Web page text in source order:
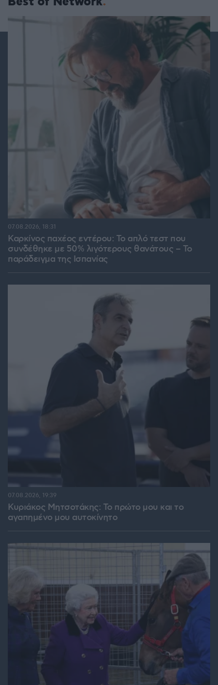
Καρκίνος παχέος εντέρου: Το απλό τεστ που
συνδέθηκε με 50% λιγότερους θανάτους – Το
παράδειγμα της Ισπανίας
07.08.2026, 18:31
Κυριάκος Μητσοτάκης: Το πρώτο μου και το
αγαπημένο μου αυτοκίνητο
07.08.2026, 19:39